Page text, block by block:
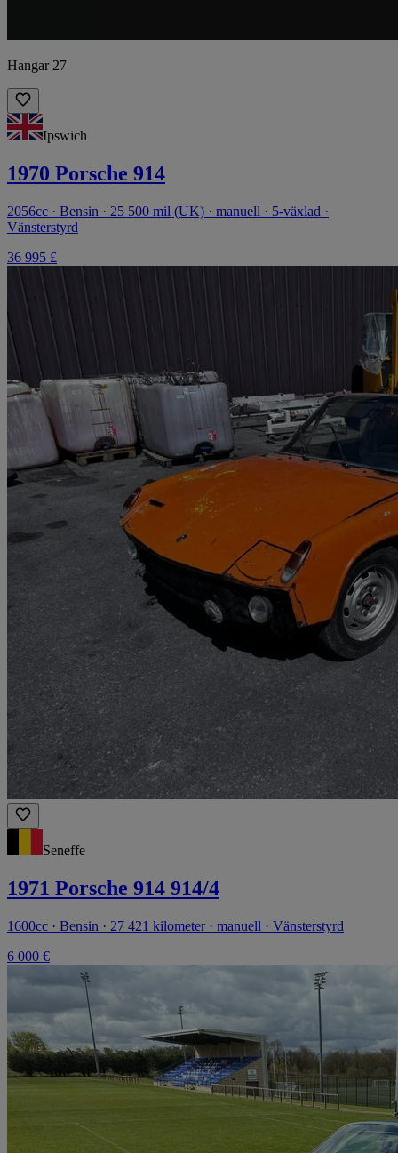
Hangar 27
Ipswich
1970 Porsche 914
2056cc · Bensin · 25 500 mil (UK) · manuell · 5-växlad ·
Vänsterstyrd
36 995 £
Seneffe
1971 Porsche 914 914/4
1600cc · Bensin · 27 421 kilometer · manuell · Vänsterstyrd
6 000 €